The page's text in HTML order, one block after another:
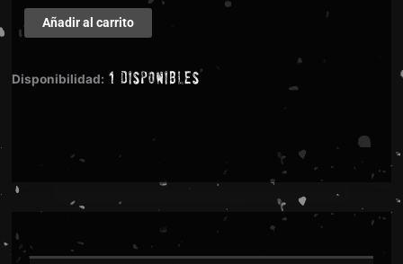
Christian
Death
Atrocities
Añadir al carrito
Disponibilidad: 1 disponibles